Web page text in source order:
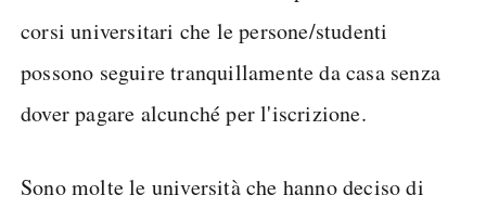
corsi universitari che le persone/studenti
possono seguire tranquillamente da casa senza
dover pagare alcunché per l'iscrizione.
Sono molte le università che hanno deciso di